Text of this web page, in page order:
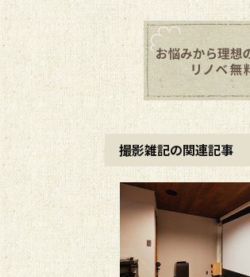
撮影雑記の関連記事